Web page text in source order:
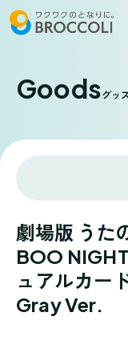
Goodsグッ
劇場版 う
BOO
ュアルカー
Gray Ver.